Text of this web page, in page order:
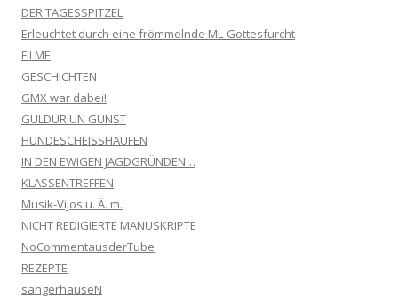
DER TAGESSPITZEL
Erleuchtet durch eine frömmelnde ML-Gottesfurcht
FILME
GESCHICHTEN
GMX war dabei!
GULDUR UN GUNST
HUNDESCHEISSHAUFEN
IN DEN EWIGEN JAGDGRÜNDEN…
KLASSENTREFFEN
Musik-Vijos u. Ä. m.
NICHT REDIGIERTE MANUSKRIPTE
NoCommentausderTube
REZEPTE
sangerhauseN